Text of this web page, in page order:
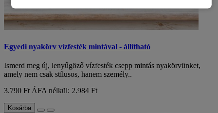
Egyedi nyakörv vízfesték mintával - állítható
Ismerd meg új, lenyűgöző vízfesték csepp mintás nyakörvünket,
amely nem csak stílusos, hanem személy..
3.790 Ft ÁFA nélkül: 2.984 Ft
Kosárba